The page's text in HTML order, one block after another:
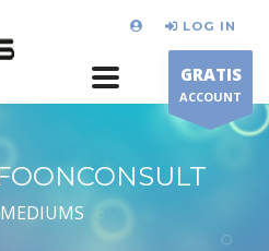
LOG IN
GRATIS
ACCOUNT